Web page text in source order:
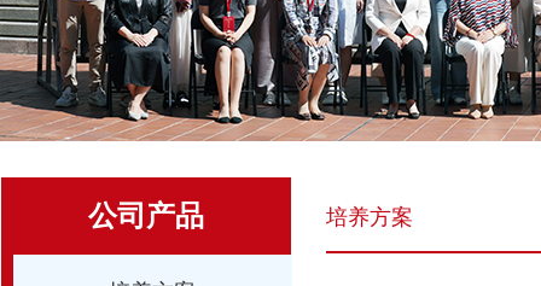
公司产品 培养方案